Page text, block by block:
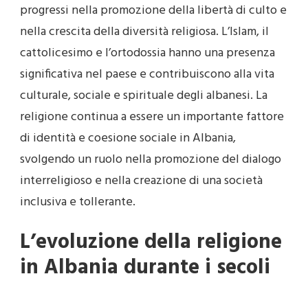
progressi nella promozione della libertà di culto e
nella crescita della diversità religiosa. L’Islam, il
cattolicesimo e l’ortodossia hanno una presenza
significativa nel paese e contribuiscono alla vita
culturale, sociale e spirituale degli albanesi. La
religione continua a essere un importante fattore
di identità e coesione sociale in Albania,
svolgendo un ruolo nella promozione del dialogo
interreligioso e nella creazione di una società
inclusiva e tollerante.
L’evoluzione della religione
in Albania durante i secoli